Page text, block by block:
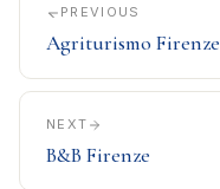
PREVIOUS
Agriturismo Firenze
NEXT
B&B Firenze